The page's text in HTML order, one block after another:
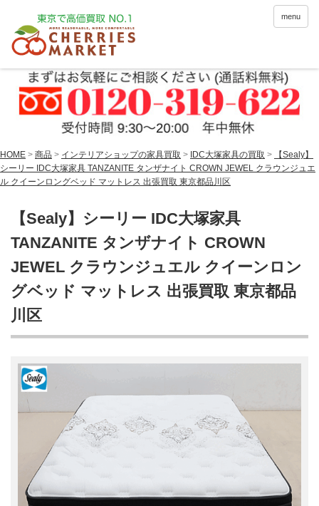
menu
HOME > 商品 > インテリアショップの家具買取 > IDC大塚家具の買取 >
【Sealy】
シーリー IDC大塚家具 TANZANITE タンザナイト CROWN JEWEL クラウンジュエ
ル クイーンロングベッド マットレス 出張買取 東京都品川区
【Sealy】シーリー IDC大塚家具
TANZANITE タンザナイト CROWN
JEWEL クラウンジュエル クイーンロン
グベッド マットレス 出張買取 東京都品
川区